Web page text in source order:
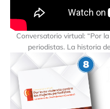
Conversatorio virtual: “Por
periodistas. La historia